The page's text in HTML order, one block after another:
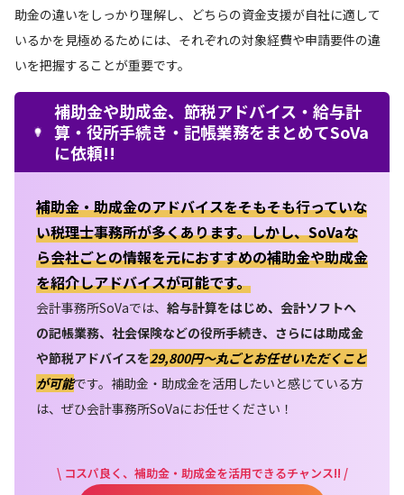
助金の違いをしっかり理解し、どちらの資金支援が自社に適して
いるかを見極めるためには、それぞれの対象経費や申請要件の違
いを把握することが重要です。
補助金や助成金、節税アドバイス・給与計
算・役所手続き・記帳業務をまとめてSoVa
に依頼!!
補助金・助成金のアドバイスをそもそも行っていな
い税理士事務所が多くあります。しかし、SoVaな
ら会社ごとの情報を元におすすめの補助金や助成金
を紹介しアドバイスが可能です。
会計事務所SoVaでは、 給与計算をはじめ、会計ソフトへ
の記帳業務、社会保険などの役所手続き、さらには助成金
や節税アドバイスを29,800円〜丸ごとお任せいただくこと
が可能です。補助金・助成金を活用したいと感じている方
は、ぜひ会計事務所SoVaにお任せください！
\ コスパ良く、補助金・助成金を活用できるチャンス!! /